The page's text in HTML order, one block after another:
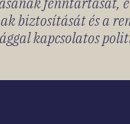
biztosítását és a
kapcsolatos